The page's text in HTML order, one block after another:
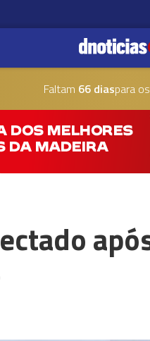
Faltam 66 diaspara os